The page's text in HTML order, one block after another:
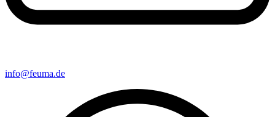
info@feuma.de